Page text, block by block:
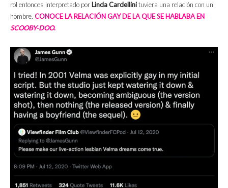
rol entonces interpretado por Linda Cardellinituviera una relación con un
hombre. CONOCE LA RELACIÓN GAY DE LA QUE SE HABLABA EN
SCOOBY-DOO.